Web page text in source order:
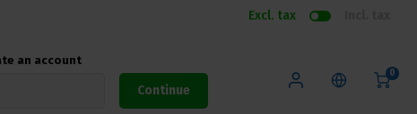
Excl. tax
an account
Continue
0